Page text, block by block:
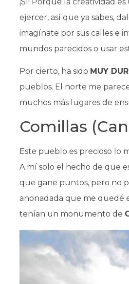
ejercer, así que ya sabes,
imagínate por sus calles e
mundos parecidos o usar
Por cierto, ha sido MUY
pueblos. El norte me
muchos más lugares de
Comillas
Este pueblo es precioso lo
A mí solo el hecho de que
que gane puntos, pero no
anonadada que me quedé
tenían un monumento de